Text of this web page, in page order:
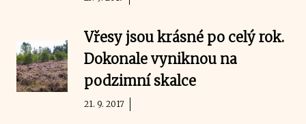
Vřesy jsou krásné po celý rok.
Dokonale vyniknou na
podzimní skalce
21. 9. 2017